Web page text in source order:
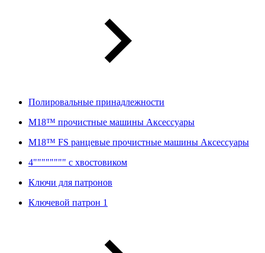
Полировальные принадлежности
M18™ прочистные машины Аксессуары
M18™ FS ранцевые прочистные машины Аксессуары
4"""""""" с хвостовиком
Ключи для патронов
Ключевой патрон 1